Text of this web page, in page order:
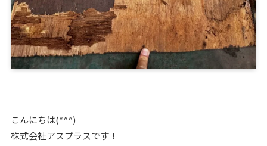
こんにちは(*^^)
株式会社アスプラスです！